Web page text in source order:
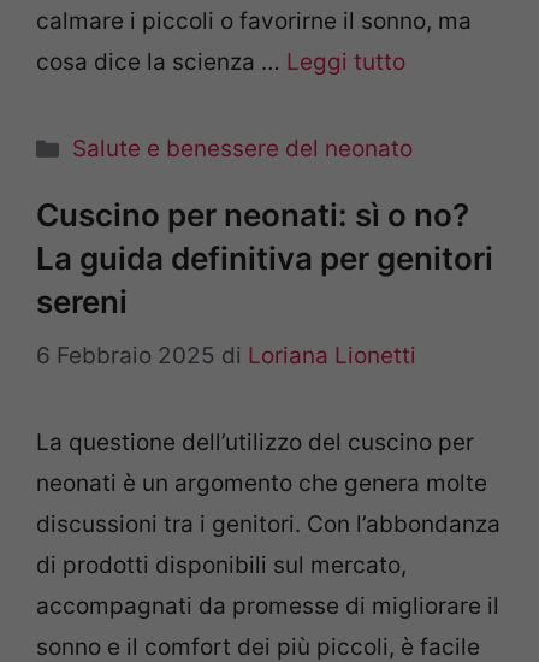
calmare i piccoli o favorirne il sonno, ma
cosa dice la scienza … Leggi tutto
Categorie
Salute e benessere del neonato
Cuscino per neonati: sì o no?
La guida definitiva per genitori
sereni
6 Febbraio 2025 di Loriana Lionetti
La questione dell’utilizzo del cuscino per
neonati è un argomento che genera molte
discussioni tra i genitori. Con l’abbondanza
di prodotti disponibili sul mercato,
accompagnati da promesse di migliorare il
sonno e il comfort dei più piccoli, è facile